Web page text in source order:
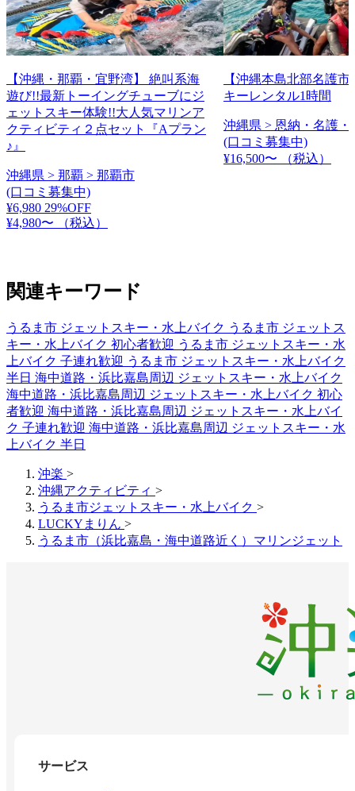
【沖縄・那覇・宜野湾】 絶叫系海
遊び!!最新トーイングチューブにジ
ェットスキー体験!!大人気マリンア
クティビティ２点セット『Aプラン
♪』
沖縄県 > 那覇 > 那覇市
(口コミ募集中)
¥6,980 29%OFF
¥4,980〜
（税込）
【沖縄本島北部名護
キーレンタル1時間
沖縄県 > 恩納・名護・
(口コミ募集中)
¥16,500〜
（税込）
関連キーワード
うるま市 ジェットスキー・水上バイク うるま市 ジェットス
キー・水上バイク 初心者歓迎 うるま市 ジェットスキー・水
上バイク 子連れ歓迎 うるま市 ジェットスキー・水上バイク
半日 海中道路・浜比嘉島周辺 ジェットスキー・水上バイク
海中道路・浜比嘉島周辺 ジェットスキー・水上バイク 初心
者歓迎 海中道路・浜比嘉島周辺 ジェットスキー・水上バイ
ク 子連れ歓迎 海中道路・浜比嘉島周辺 ジェットスキー・水
上バイク 半日
沖楽 >
沖縄アクティビティ >
うるま市ジェットスキー・水上バイク >
LUCKYまりん >
うるま市（浜比嘉島・海中道路近く）マリンジェット
サービス